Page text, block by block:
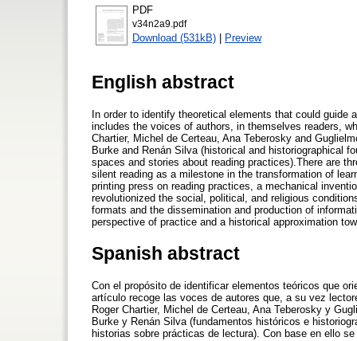
PDF
v34n2a9.pdf
Download (531kB) | Preview
English abstract
In order to identify theoretical elements that could
includes the voices of authors, in themselves readers,
Chartier, Michel de Certeau, Ana Teberosky and
Burke and Renán Silva (historical and historiographical
spaces and stories about reading practices).There are
silent reading as a milestone in the transformation of
printing press on reading practices, a mechanical
revolutionized the social, political, and religious
formats and the dissemination and production of
perspective of practice and a historical approximation
Spanish abstract
Con el propósito de identificar elementos teóricos que
artículo recoge las voces de autores que, a su vez
Roger Chartier, Michel de Certeau, Ana Teberosky y
Burke y Renán Silva (fundamentos históricos e
historias sobre prácticas de lectura). Con base en ello